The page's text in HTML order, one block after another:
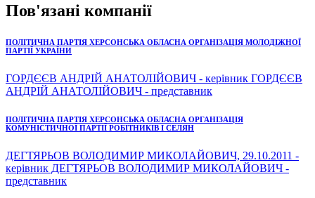
Пов'язані компанії
ПОЛІТИЧНА ПАРТІЯ ХЕРСОНСЬКА ОБЛАСНА ОРГАНІЗАЦІЯ МОЛОДІЖНОЇ
ПАРТІЇ УКРАЇНИ
ГОРДЄЄВ АНДРІЙ АНАТОЛІЙОВИЧ - керівник ГОРДЄЄВ
АНДРІЙ АНАТОЛІЙОВИЧ - представник
ПОЛІТИЧНА ПАРТІЯ ХЕРСОНСЬКА ОБЛАСНА ОРГАНІЗАЦІЯ
КОМУНІСТИЧНОЇ ПАРТІЇ РОБІТНИКІВ І СЕЛЯН
ДЕГТЯРЬОВ ВОЛОДИМИР МИКОЛАЙОВИЧ, 29.10.2011 -
керівник ДЕГТЯРЬОВ ВОЛОДИМИР МИКОЛАЙОВИЧ -
представник